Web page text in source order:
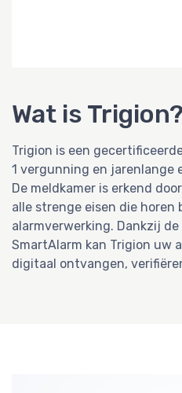
Wat is Trigion?
Trigion is een
1 vergunning en jarenlange
De meldkamer is erkend
alle strenge eisen die horen
alarmverwerking. Dankzij
SmartAlarm kan Trigion uw
digitaal ontvangen,